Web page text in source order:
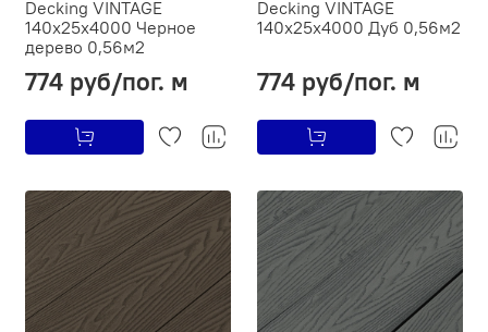
Decking VINTAGE
140х25х4000 Черное
дерево 0,56м2
774 руб/пог. м
Decking VINTAGE
140х25х4000 Дуб 0,56м2
774 руб/пог. м